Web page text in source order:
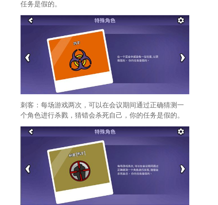
任务是假的。
刺客：每场游戏两次，可以在会议期间通过正确猜测一
个角色进行杀戮，猜错会杀死自己，你的任务是假的。